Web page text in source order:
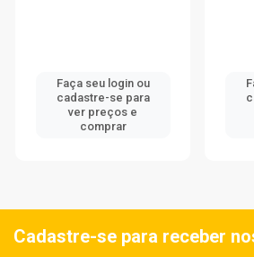
Faça seu login ou
cadastre-se para
ver preços e
comprar
Cadastre-se para receber